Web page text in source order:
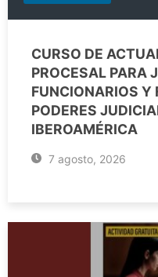
CURSO DE
PROCESAL PARA
FUNCIONARIOS Y
PODERES
IBEROAMÉRICA
7 agosto, 2026